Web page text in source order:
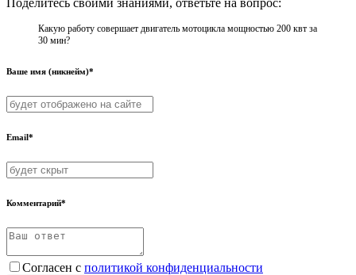
Поделитесь своими знаниями, ответьте на вопрос:
Какую работу совершает двигатель мотоцикла мощностью 200 квт за
30 мин?
Ваше имя (никнейм)*
Email*
Комментарий*
Согласен с политикой конфиденциальности